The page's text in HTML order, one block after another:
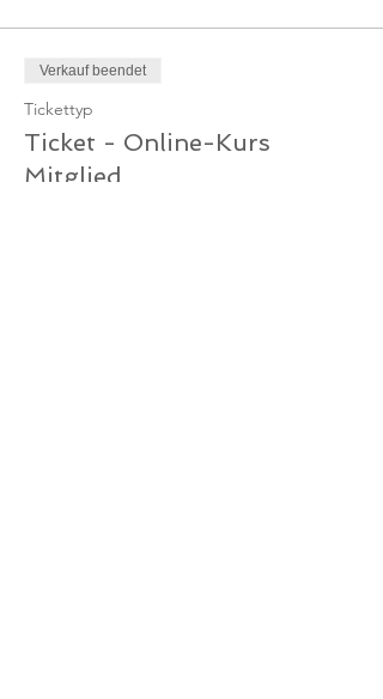
Verkauf beendet
Tickettyp
Ticket - Online-Kurs
Mitglied